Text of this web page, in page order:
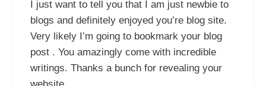
I just want to tell you that I am just newbie to
blogs and definitely enjoyed you’re blog site.
Very likely I’m going to bookmark your blog
post . You amazingly come with incredible
writings. Thanks a bunch for revealing your